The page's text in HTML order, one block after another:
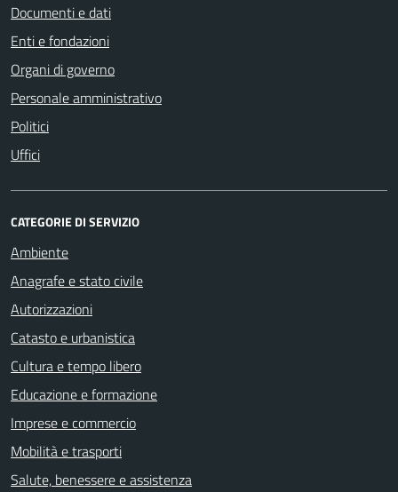
Documenti e dati
Enti e fondazioni
Organi di governo
Personale amministrativo
Politici
Uffici
CATEGORIE DI SERVIZIO
Ambiente
Anagrafe e stato civile
Autorizzazioni
Catasto e urbanistica
Cultura e tempo libero
Educazione e formazione
Imprese e commercio
Mobilità e trasporti
Salute, benessere e assistenza